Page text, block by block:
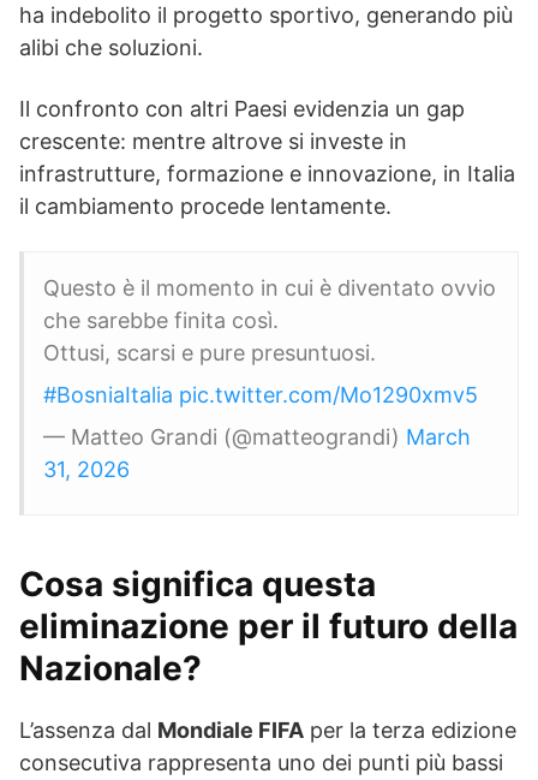
ha indebolito il progetto sportivo, generando più
alibi che soluzioni.
Il confronto con altri Paesi evidenzia un gap
crescente: mentre altrove si investe in
infrastrutture, formazione e innovazione, in Italia
il cambiamento procede lentamente.
Questo è il momento in cui è diventato ovvio
che sarebbe finita così.
Ottusi, scarsi e pure presuntuosi.
#BosniaItalia pic.twitter.com/Mo1290xmv5
— Matteo Grandi (@matteograndi) March
31, 2026
Cosa significa questa
eliminazione per il futuro della
Nazionale?
L’assenza dal Mondiale FIFA per la terza edizione
consecutiva rappresenta uno dei punti più bassi